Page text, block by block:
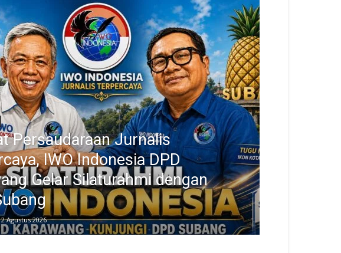
Persaudaraan Jurnalis
IWO Indonesia DPD
Gelar Silaturahmi dengan
2 Agustus 2026